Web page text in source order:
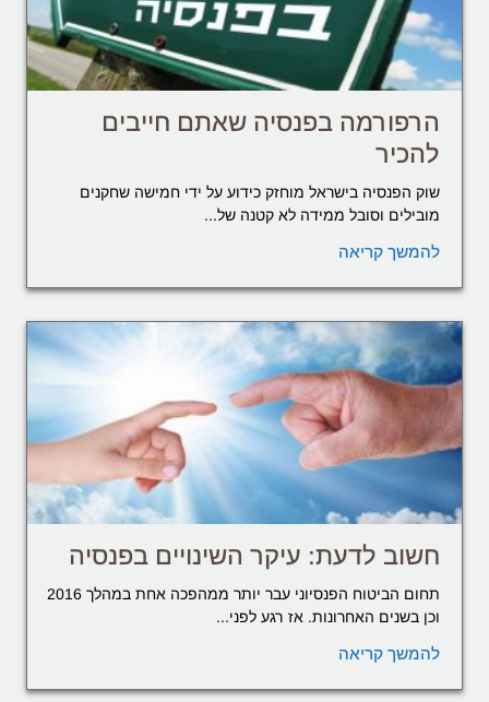
הרפורמה בפנסיה שאתם חייבים
להכיר
שוק הפנסיה בישראל מוחזק כידוע על ידי חמישה שחקנים
מובילים וסובל ממידה לא קטנה של...
להמשך קריאה
חשוב לדעת: עיקר השינויים בפנסיה
תחום הביטוח הפנסיוני עבר יותר ממהפכה אחת במהלך 2016
וכן בשנים האחרונות. אז רגע לפני...
להמשך קריאה